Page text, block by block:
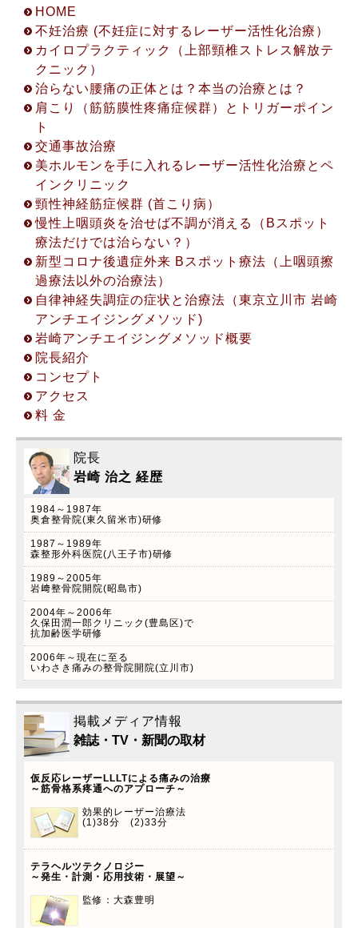
2022.8.19
初回限定！「電話相談・オンラインカウンセリン
グ」開設について
初回限定！「電話相談・オンラインカウンセリン
グ」開設について ◎アクセス方法 ※(①〜③から1
つお選び下さい。) ① 電話相談 (30分無料) ②
ZOOMカウンセリング (45分無料) ③ LINEビデオ
通話カウンセリング (45分無料) ◎お申込み方法
① 立川院予約受付 042-529-5123 ※受付時間
10:00〜17:00 (火曜日を除く平日のみ対応) ②
お問い合わせフォームからのご予約
2022.2.7
自律神経美容術(フェイステクニック)のご案内
院長岩崎治之は以前美容外科トータルビューティ
ーラボ久保田潤一郎クリニック(東池袋)カイロプ
ラクティック外来開設していた経験をもとに、こ
の度本年4月から自律神経美容術(フェイステクニ
ック)スタート致します！ ※当院はペイペイ、
LINEペイを導入しています！是非この機会にご利
用下さい。
HOME
不妊治療 (不妊症に対するレーザー活性化治療）
カイロプラクティック（上部頸椎ストレス解放テ
クニック）
治らない腰痛の正体とは？本当の治療とは？
肩こり（筋筋膜性疼痛症候群）とトリガーポイン
ト
交通事故治療
美ホルモンを手に入れるレーザー活性化治療とペ
インクリニック
頸性神経筋症候群 (首こり病）
慢性上咽頭炎を治せば不調が消える（Bスポット
療法だけでは治らない？）
新型コロナ後遺症外来 Bスポット療法（上咽頭擦
過療法以外の治療法）
自律神経失調症の症状と治療法（東京立川市 岩崎
アンチエイジングメソッド)
岩崎アンチエイジングメソッド概要
院長紹介
コンセプト
アクセス
料 金
院長
岩崎 治之 経歴
1984～1987年
奥倉整骨院(東久留米市)研修
1987～1989年
森整形外科医院(八王子市)研修
1989～2005年
岩﨑整骨院開院(昭島市)
2004年～2006年
久保田潤一郎クリニック(豊島区)で
抗加齢医学研修
2006年～現在に至る
いわさき痛みの整骨院開院(立川市)
掲載メディア情報
雑誌・TV・新聞の取材
仮反応レーザーLLLTによる痛みの治療
～筋骨格系疼通へのアプローチ～
効果的レーザー治療法
(1)38分 (2)33分
テラヘルツテクノロジー
～発生・計測・応用技術・展望～
監修：大森豊明